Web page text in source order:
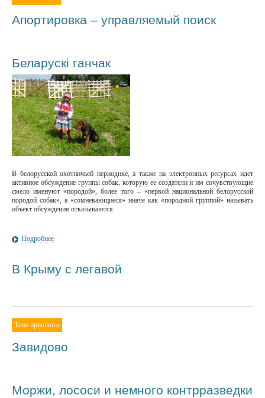
Апортировка – управляемый поиск
Беларускi ганчак
В белорусской охотничьей периодике, а также на электронных ресурсах идет
активное обсуждение группы собак, которую ее создатели и им сочувствующие
смело именуют «породой», более того – «первой национальной белорусской
породой собак», а «сомневающиеся» иначе как «породной группой» называть
объект обсуждения отказываются.
Подробнее
В Крыму с легавой
Тени прошлого
Завидово
Моржи, лососи и немного контрразведки